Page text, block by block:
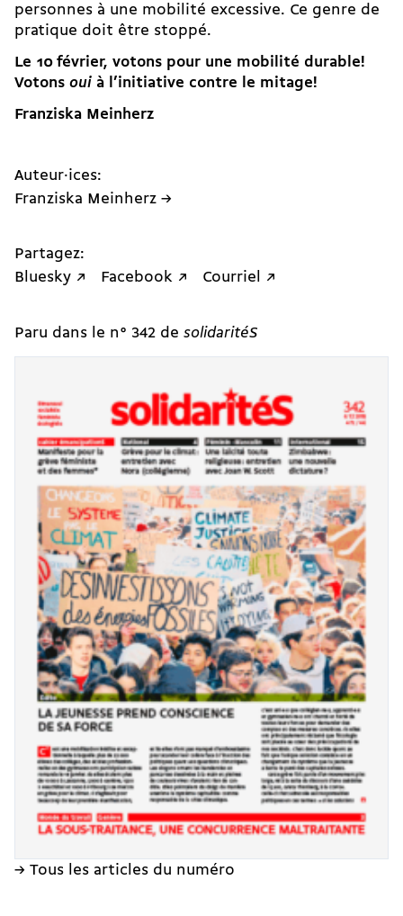
personnes à une mobilité excessive. Ce genre de
pratique doit être stoppé.
Le 10 février, votons pour une mobilité durable!
Votons oui à l’initiative contre le mitage!
Franziska Meinherz
Auteur·ices:
Franziska Meinherz →
Partagez:
Bluesky ↗
Facebook ↗ Courriel ↗
Paru dans le n° 342 de solidaritéS
→ Tous les articles du numéro